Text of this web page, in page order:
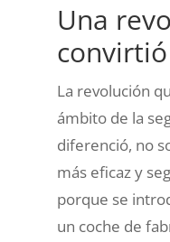
Una
La revolución
ámbito de la
diferenció, no
más eficaz y
porque se
un coche de